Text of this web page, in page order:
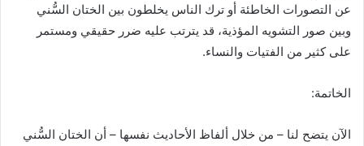
عن التصورات الخاطئة أو ترك الناس يخلطون بين الختان السُّني
وبين صور التشويه المؤذية، قد يترتب عليه ضرر حقيقي ومستمر
على كثير من الفتيات والنساء.
الخاتمة:
الآن يتضح لنا – من خلال ألفاظ الأحاديث نفسها – أن الختان السُّني